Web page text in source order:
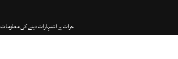
جرات پر اشتہارات دینے کی معلومات